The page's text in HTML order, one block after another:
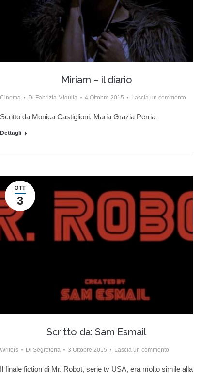
Miriam – il diario
Cinema Di Fabrizia Midulla 4 Ottobre 2015 Lascia un commento
Scritto da Monica Castiglioni, Maria Grazia Perria
Dettagli
OTT
3
Scritto da: Sam Esmail
Writers Di Segreteria 3 Ottobre 2015 Lascia un commento
Il finale fiction di Mr. Robot, serie tv USA, era molto simile alla